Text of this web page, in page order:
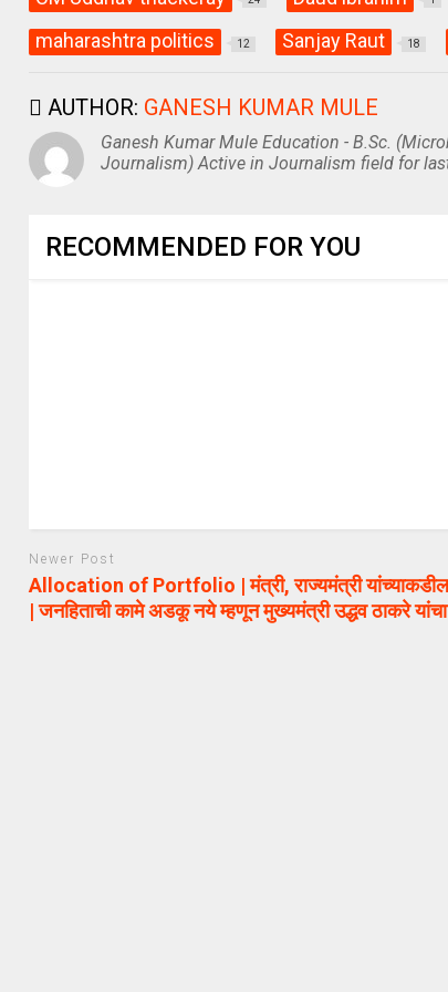
maharashtra politics 12 Sanjay Raut 18
AUTHOR: GANESH KUMAR MULE
Ganesh Kumar Mule Education - B.Sc.
Journalism) Active in Journalism field for
RECOMMENDED FOR YOU
Newer Post
Allocation of Portfolio | मंत्री, राज्यमंत्री यांच्याकडील
| जनहिताची कामे अडकू नये म्हणून मुख्यमंत्री उद्धव ठाकरे यांचा